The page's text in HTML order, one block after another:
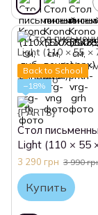
Back to School
−18%
Стол
Light (110 × 55
дуб аппалачи)
3 290 грн 3 990
Купить